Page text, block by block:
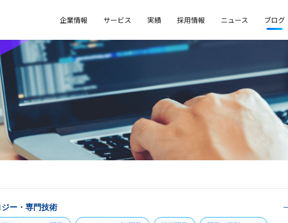
企業情報 サービス 実績 採用情報 ニュース ブログ
ー・専門技術